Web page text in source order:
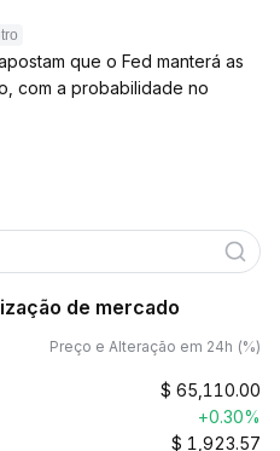
que o Fed manterá as
com a probabilidade no
de mercado
Preço e Alteração em 24h (%)
$ 65,110.00
+0.30%
$ 1,923.57